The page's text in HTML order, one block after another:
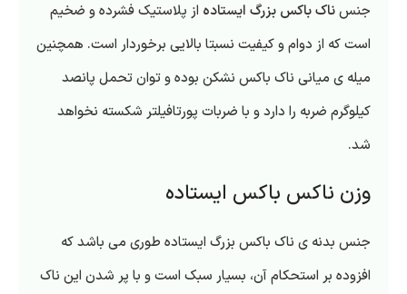
جنسناک باکس بزرگ ایستاده از پلاستیک فشرده و ضخیم
است که از دوام و کیفیت نسبتا بالایی برخوردار است. همچنین
میله ی میانی ناک باکس نشکن بوده و توان تحمل پانصد
کیلوگرم ضربه را دارد و با ضربات پورتافیلتر شکسته نخواهد
شد.
وزن ناکس باکس ایستاده
جنس بدنه ی ناک باکس بزرگ ایستاده طوری می باشد که
افزوده بر استحکام آن، بسیار سبک است و با پر شدن این ناک